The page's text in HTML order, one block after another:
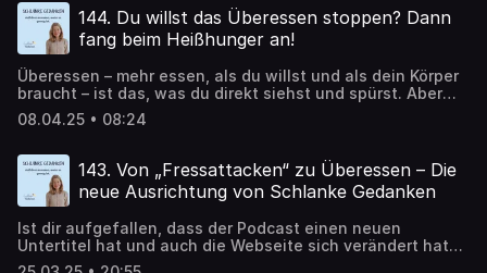
kannst, was in dir vorgeht, desto leichter findest du einen
Weg raus aus dem Überessen.
144. Du willst das Überessen stoppen? Dann
fang beim Heißhunger an!
Überessen – mehr essen, als du willst und als dein Körper
braucht – ist das, was du direkt siehst und spürst. Aber
was passiert davor? Was führt zum Überessen? Auslöser
sind oft Heißhunger oder Essdrang. Du möchtest nicht
Heißhunger zu sehen und verstehen.
08.04.25 • 08:24
143. Von „Fressattacken“ zu Überessen – Die
neue Ausrichtung von Schlanke Gedanken
Ist dir aufgefallen, dass der Podcast einen neuen
Untertitel hat und auch die Webseite sich verändert hat?
Aus „Schlanke Gedanken: Fressattacken und Heißhunger